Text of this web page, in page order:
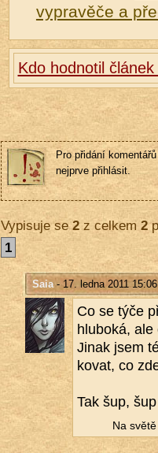
vypravěče a
Kdo hodnotil
Pro přidání
nejprve přihlásit.
Vypisuje se2z celkem 2
1
Saia- 17. ledna 2011 15:06
Co se týče
hlu­bo­ká,
Jinak jsem
ko­vat, co
Tak šup,
Na